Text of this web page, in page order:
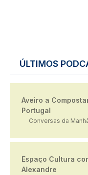
ÚLTIMOS
Aveiro a
Portugal
Conversas da
Espaço Cultura
Alexandre